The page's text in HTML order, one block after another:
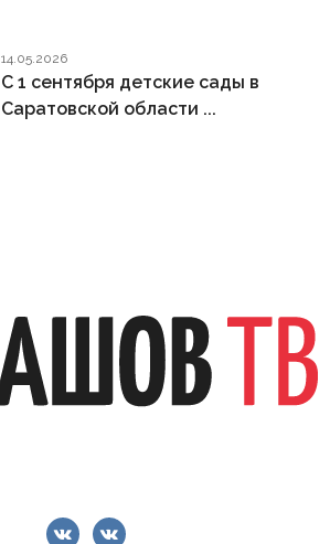
14.05.2026
С 1 сентября детские сады в
Саратовской области ...